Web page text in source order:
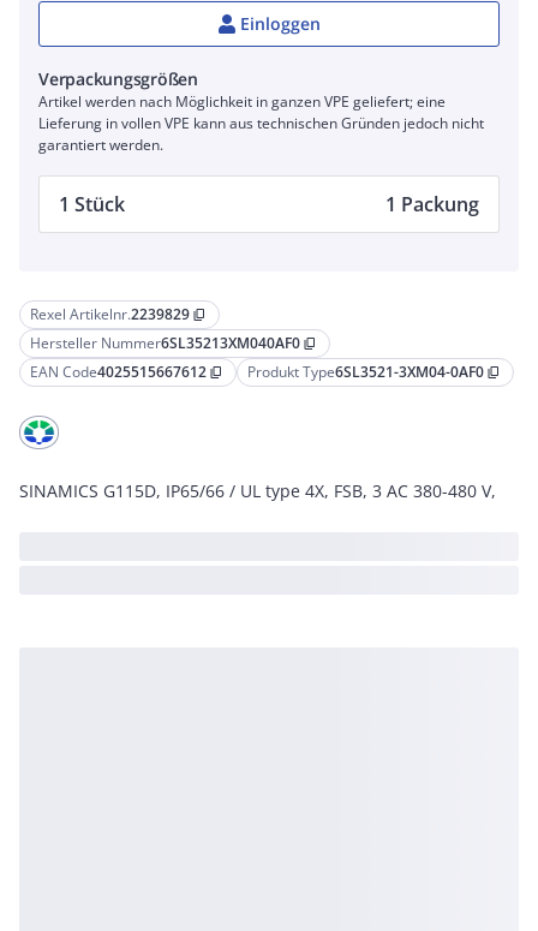
Rexel Artikelnr.2239829 content_copy
Hersteller Nummer6SL35213XM040AF0 content_copy
EAN Code4025515667612 content_copy Produkt Type6SL3521-3XM04-0AF0 content_copy
SINAMICS G115D, IP65/66 / UL type 4X, FSB, 3 AC 380-480 V,
Einloggen
Verpackungsgrößen
Artikel werden nach Möglichkeit in ganzen VPE geliefert; eine
Lieferung in vollen VPE kann aus technischen Gründen jedoch nicht
garantiert werden.
1 Stück 1 Packung